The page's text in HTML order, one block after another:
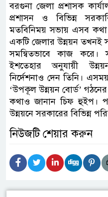
বরগুনা জেলা প্রশাসক
প্রশাসন ও বিভিন্ন
মতবিনিময় সভায় এসব
একটি জেলার উন্নয়ন তখনই
সমন্বিতভাবে কাজ করে।
ইশতেহার অনুযায়ী
নির্দেশনাও দেন তিনি।
‘উপকূল উন্নয়ন বোর্ড’ গঠনের
কথাও জানান চিফ হুইপ।
উন্নয়নে সরকারের বিভিন্ন
নিউজটি শেয়ার করুন